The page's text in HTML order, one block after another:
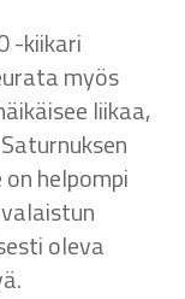
-kiikari
myös
liikaa,
helpompi
oleva